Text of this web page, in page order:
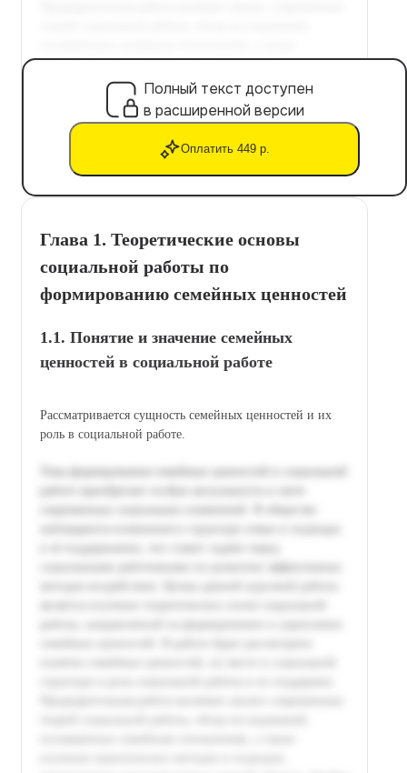
Полный текст доступен
в расширенной версии
Оплатить 449 р.
Глава 1. Теоретические основы
социальной работы по
формированию семейных ценностей
1.1. Понятие и значение семейных
ценностей в социальной работе
Рассматривается сущность семейных ценностей и их
роль в социальной работе.